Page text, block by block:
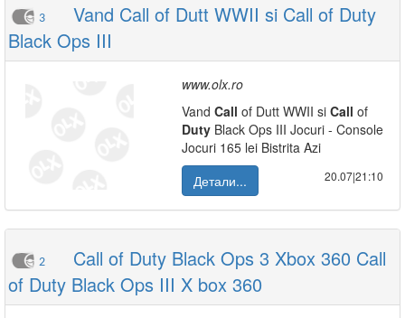
3
Vand Call of Dutt WWII si Call of Duty
Black Ops III
www.olx.ro
Vand Call of Dutt WWII si Call of
Duty Black Ops III Jocuri - Console
Jocuri 165 lei Bistrita Azi
Детали...
20.07|21:10
2
Call of Duty Black Ops 3 Xbox 360 Call
of Duty Black Ops III X box 360